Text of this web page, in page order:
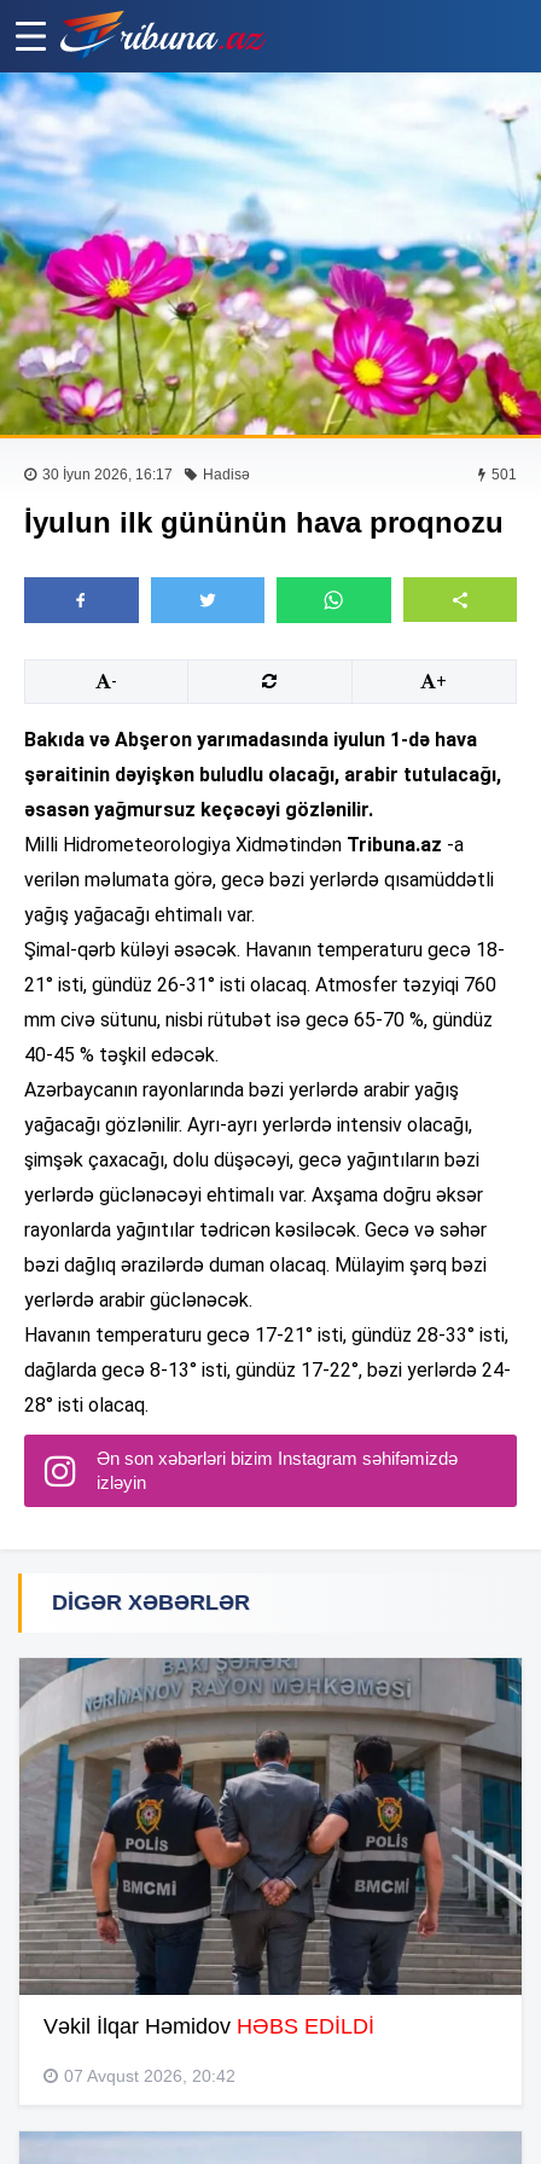
30 İyun 2026, 16:17 Hadisə 501
İyulun ilk gününün hava proqnozu
- +
Bakıda və Abşeron yarımadasında iyulun 1-də hava
şəraitinin dəyişkən buludlu olacağı, arabir tutulacağı,
əsasən yağmursuz keçəcəyi gözlənilir.
Milli Hidrometeorologiya Xidmətindən Tribuna.az -a
verilən məlumata görə, gecə bəzi yerlərdə qısamüddətli
yağış yağacağı ehtimalı var.
Şimal-qərb küləyi əsəcək. Havanın temperaturu gecə 18-
21° isti, gündüz 26-31° isti olacaq. Atmosfer təzyiqi 760
mm civə sütunu, nisbi rütubət isə gecə 65-70 %, gündüz
40-45 % təşkil edəcək.
Azərbaycanın rayonlarında bəzi yerlərdə arabir yağış
yağacağı gözlənilir. Ayrı-ayrı yerlərdə intensiv olacağı,
şimşək çaxacağı, dolu düşəcəyi, gecə yağıntıların bəzi
yerlərdə güclənəcəyi ehtimalı var. Axşama doğru əksər
rayonlarda yağıntılar tədricən kəsiləcək. Gecə və səhər
bəzi dağlıq ərazilərdə duman olacaq. Mülayim şərq bəzi
yerlərdə arabir güclənəcək.
Havanın temperaturu gecə 17-21° isti, gündüz 28-33° isti,
dağlarda gecə 8-13° isti, gündüz 17-22°, bəzi yerlərdə 24-
28° isti olacaq.
Ən son xəbərləri bizim Instagram səhifəmizdə
izləyin
DIGƏR XƏBƏRLƏR
Vəkil İlqar Həmidov HƏBS EDİLDİ
07 Avqust 2026, 20:42